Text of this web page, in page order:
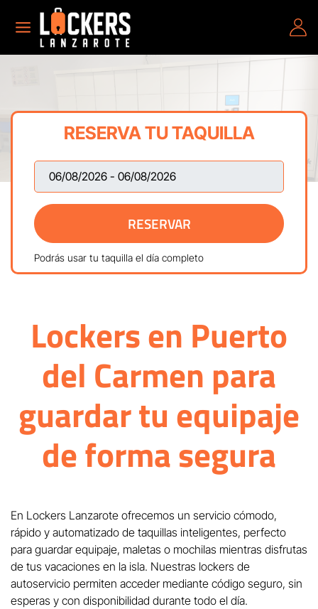
RESERVA TU TAQUILLA
RESERVAR
Podrás usar tu taquilla el día completo
Lockers en Puerto
del Carmen para
guardar tu equipaje
de forma segura
En Lockers Lanzarote ofrecemos un servicio cómodo,
rápido y automatizado de taquillas inteligentes, perfecto
para guardar equipaje, maletas o mochilas mientras disfrutas
de tus vacaciones en la isla. Nuestras lockers de
autoservicio permiten acceder mediante código seguro, sin
esperas y con disponibilidad durante todo el día.